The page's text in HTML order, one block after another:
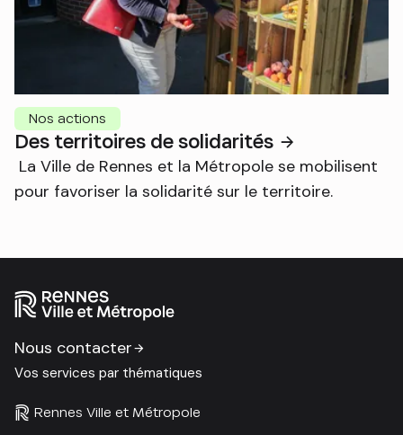
Des territoires de solidarités
Nos actions
La Ville de Rennes et la Métropole se mobilisent
pour favoriser la solidarité sur le territoire.
Nous contacter
Vos services par thématiques
Rennes Ville et Métropole